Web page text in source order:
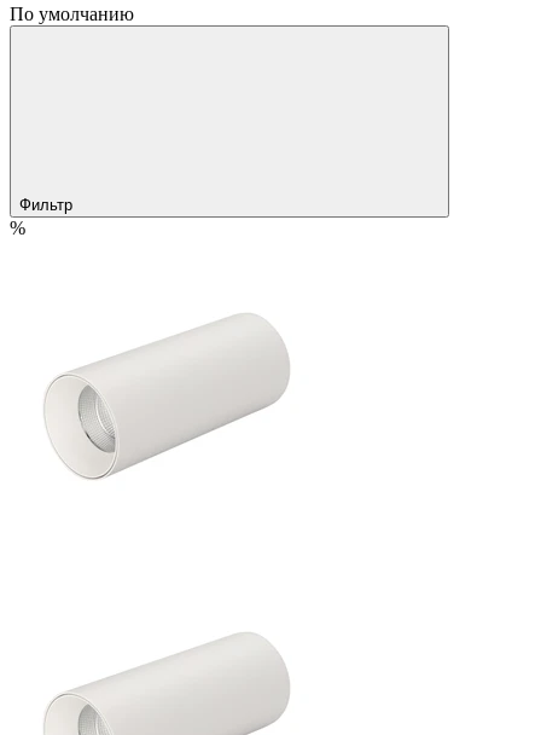
По умолчанию
Фильтр
%